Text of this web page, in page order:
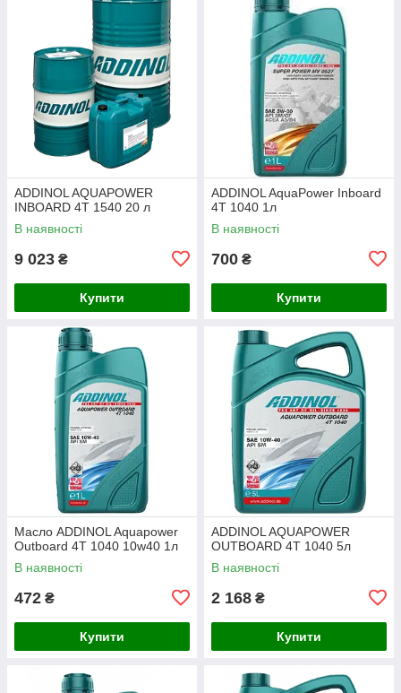
ADDINOL AQUAPOWER
INBOARD 4T 1540 20 л
В наявності
9 023 ₴
Купити
ADDINOL AquaPower Inboard
4T 1040 1л
В наявності
700 ₴
Купити
Масло ADDINOL Aquapower
Outboard 4T 1040 10w40 1л
В наявності
472 ₴
Купити
ADDINOL AQUAPOWER
OUTBOARD 4T 1040 5л
В наявності
2 168 ₴
Купити